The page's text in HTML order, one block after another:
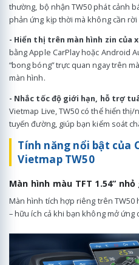
thường, bộ nhận TW50 phát cảnh
phản ứng kịp thời mà không cần
- Hiển thị trên màn hình zin của
bằng Apple CarPlay hoặc Android
“bong bóng” trực quan ngay trên
màn hình.
- Nhắc tốc độ giới hạn, hỗ trợ
Vietmap Live, TW50 có thể hiển
tuyến đường, giúp bạn kiểm soát
Tính năng nổi bật của
Vietmap TW50
Màn hình màu TFT 1.54”
Màn hình tích hợp riêng trên
– hữu ích cả khi bạn không mở ứng